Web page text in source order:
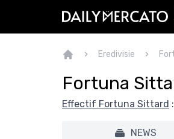
Eredivisie
Fortuna
Effectif Fortuna Sittard
NEWS